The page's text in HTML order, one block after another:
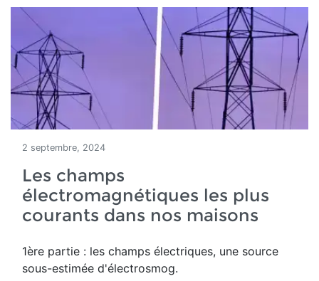
2 septembre, 2024
Les champs
électromagnétiques les plus
courants dans nos maisons
1ère partie : les champs électriques, une source
sous-estimée d'électrosmog.